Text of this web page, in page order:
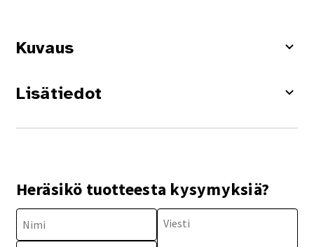
Kuvaus
Lisätiedot
Heräsikö tuotteesta kysymyksiä?